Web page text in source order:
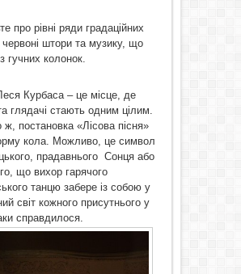
про рівні ряди градаційних
червоні штори та музику, що
гучних колонок.
Курбаса – це місце, де
глядачі стають одним цілим.
ж, постановка «Лісова пісня»
кола. Можливо, це символ
прадавнього Сонця або
що вихор гарячого
танцю забере із собою у
світ кожного присутнього у
справдилося.